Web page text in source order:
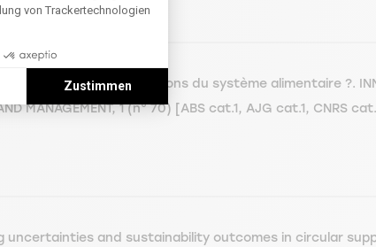
von Trackertechnologien
Zustimmen
les mutations du système alimentaire ?.
MANAGEMENT, 1 (n° 70) [ABS cat.1, AJG cat.1, CNRS
uncertainties and sustainability outcomes in circular